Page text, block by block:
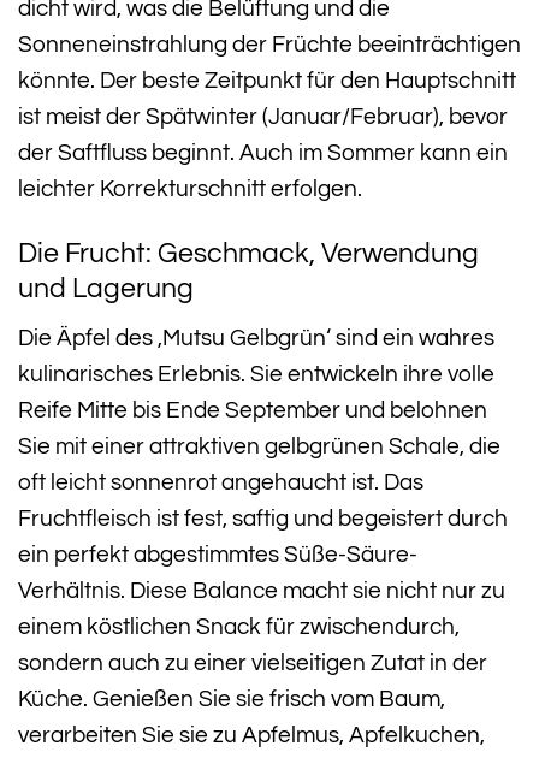
dicht wird, was die Belüftung und die
Sonneneinstrahlung der Früchte beeinträchtigen
könnte. Der beste Zeitpunkt für den Hauptschnitt
ist meist der Spätwinter (Januar/Februar), bevor
der Saftfluss beginnt. Auch im Sommer kann ein
leichter Korrekturschnitt erfolgen.
Die Frucht: Geschmack, Verwendung
und Lagerung
Die Äpfel des ‚Mutsu Gelbgrün‘ sind ein wahres
kulinarisches Erlebnis. Sie entwickeln ihre volle
Reife Mitte bis Ende September und belohnen
Sie mit einer attraktiven gelbgrünen Schale, die
oft leicht sonnenrot angehaucht ist. Das
Fruchtfleisch ist fest, saftig und begeistert durch
ein perfekt abgestimmtes Süße-Säure-
Verhältnis. Diese Balance macht sie nicht nur zu
einem köstlichen Snack für zwischendurch,
sondern auch zu einer vielseitigen Zutat in der
Küche. Genießen Sie sie frisch vom Baum,
verarbeiten Sie sie zu Apfelmus, Apfelkuchen,